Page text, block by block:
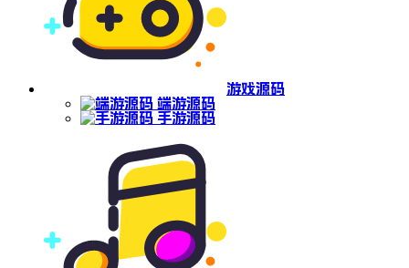
游戏源码
端游源码
手游源码